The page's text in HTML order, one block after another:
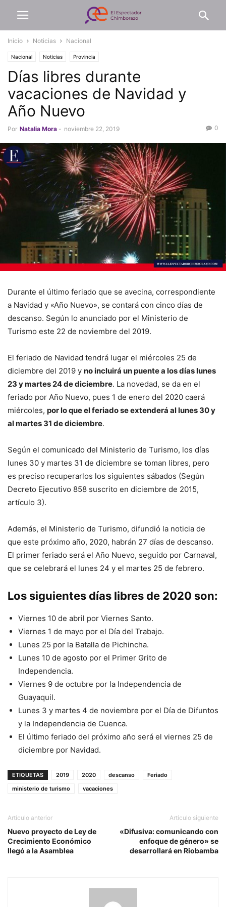
Inicio Noticias Nacional
Nacional Noticias Provincia
Días libres durante
vacaciones de Navidad y
Año Nuevo
Por Natalia Mora - noviembre 22, 2019 0
Durante el último feriado que se avecina, correspondiente
a Navidad y «Año Nuevo», se contará con cinco días de
descanso. Según lo anunciado por el Ministerio de
Turismo este 22 de noviembre del 2019.
El feriado de Navidad tendrá lugar el miércoles 25 de
diciembre del 2019 y no incluirá un puente a los días lunes
23 y martes 24 de diciembre. La novedad, se da en el
feriado por Año Nuevo, pues 1 de enero del 2020 caerá
miércoles, por lo que el feriado se extenderá al lunes 30 y
al martes 31 de diciembre.
Según el comunicado del Ministerio de Turismo, los días
lunes 30 y martes 31 de diciembre se toman libres, pero
es preciso recuperarlos los siguientes sábados (Según
Decreto Ejecutivo 858 suscrito en diciembre de 2015,
artículo 3).
Además, el Ministerio de Turismo, difundió la noticia de
que este próximo año, 2020, habrán 27 días de descanso.
El primer feriado será el Año Nuevo, seguido por Carnaval,
que se celebrará el lunes 24 y el martes 25 de febrero.
Los siguientes días libres de 2020 son:
Viernes 10 de abril por Viernes Santo.
Viernes 1 de mayo por el Día del Trabajo.
Lunes 25 por la Batalla de Pichincha.
Lunes 10 de agosto por el Primer Grito de
Independencia.
Viernes 9 de octubre por la Independencia de
Guayaquil.
Lunes 3 y martes 4 de noviembre por el Día de Difuntos
y la Independencia de Cuenca.
El último feriado del próximo año será el viernes 25 de
diciembre por Navidad.
ETIQUETAS 2019 2020 descanso
Feriado
ministerio de turismo
vacaciones
Artículo anterior
Nuevo proyecto de Ley de
Crecimiento Económico
llegó a la Asamblea
Artículo siguiente
«Difusiva: comunicando con
enfoque de género» se
desarrollará en Riobamba